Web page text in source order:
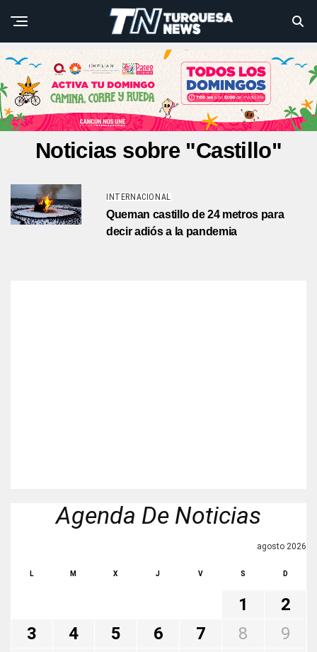
Noticias sobre "Castillo"
INTERNACIONAL
Queman castillo de 24 metros para
decir adiós a la pandemia
Agenda De Noticias
agosto 2026
L M X J V S D
1
2
3
4 5 6 7 8
9